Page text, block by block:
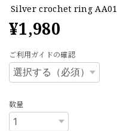
Silver crochet ring AA01
¥1,980
ご利用ガイドの確認
数量